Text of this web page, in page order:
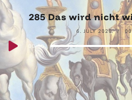
285 Das wird nicht
6. JULY 2020
Audio
Player
00:00